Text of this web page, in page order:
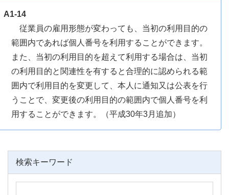
A1-14
従業員の雇用形態が変わっても、当初の利用目的の
範囲内であれば個人番号を利用することができます。
また、当初の利用目的を超えて利用する場合は、当初
の利用目的と関連性を有すると合理的に認められる範
囲内で利用目的を変更して、本人に通知又は公表を行
うことで、変更後の利用目的の範囲内で個人番号を利
用することができます。（平成30年3月追加）
検索キーワード